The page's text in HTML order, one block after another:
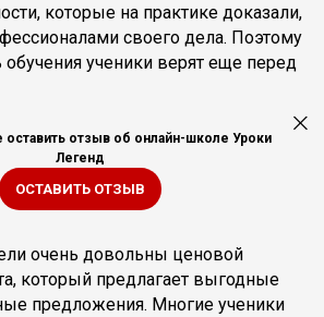
которые на практике доказали,
своего дела. Поэтому
ученики верят еще перед
отзыв об онлайн-школе Уроки
Легенд
ОСТАВИТЬ ОТЗЫВ
очень довольны ценовой
который предлагает выгодные
предложения. Многие ученики